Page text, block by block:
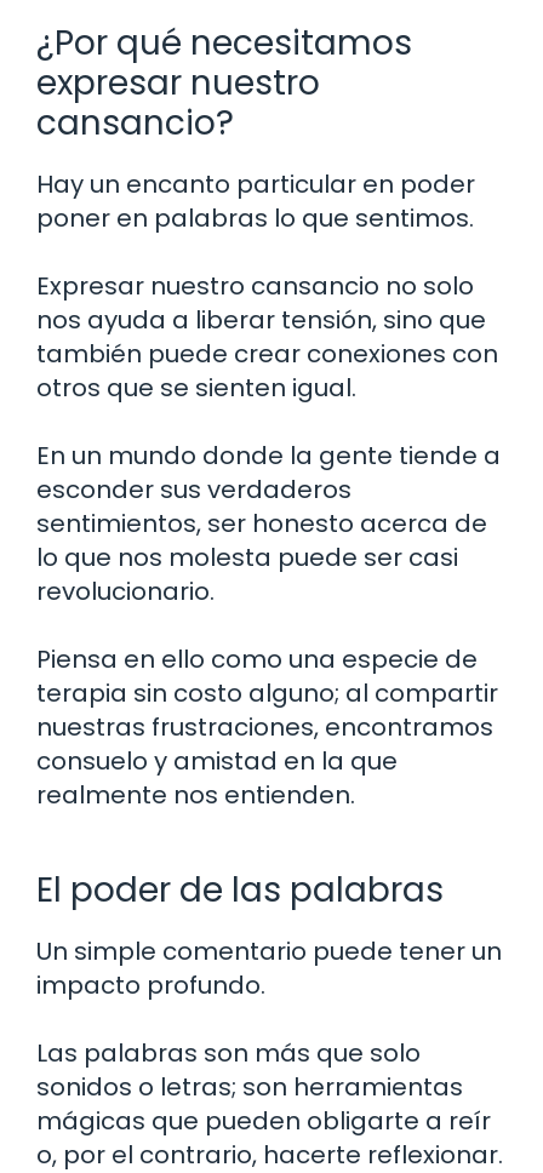
¿Por qué necesitamos
expresar nuestro
cansancio?
Hay un encanto particular en poder
poner en palabras lo que sentimos.
Expresar nuestro cansancio no solo
nos ayuda a liberar tensión, sino que
también puede crear conexiones con
otros que se sienten igual.
En un mundo donde la gente tiende a
esconder sus verdaderos
sentimientos, ser honesto acerca de
lo que nos molesta puede ser casi
revolucionario.
Piensa en ello como una especie de
terapia sin costo alguno; al compartir
nuestras frustraciones, encontramos
consuelo y amistad en la que
realmente nos entienden.
El poder de las palabras
Un simple comentario puede tener un
impacto profundo.
Las palabras son más que solo
sonidos o letras; son herramientas
mágicas que pueden obligarte a reír
o, por el contrario, hacerte reflexionar.